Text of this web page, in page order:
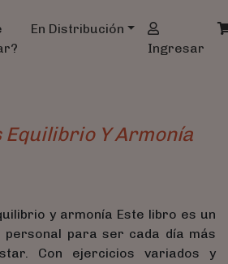
En Distribución
Ingresar
Equilibrio Y Armonía
y armonía Este libro es un
personal para ser cada día más
Con ejercicios variados y